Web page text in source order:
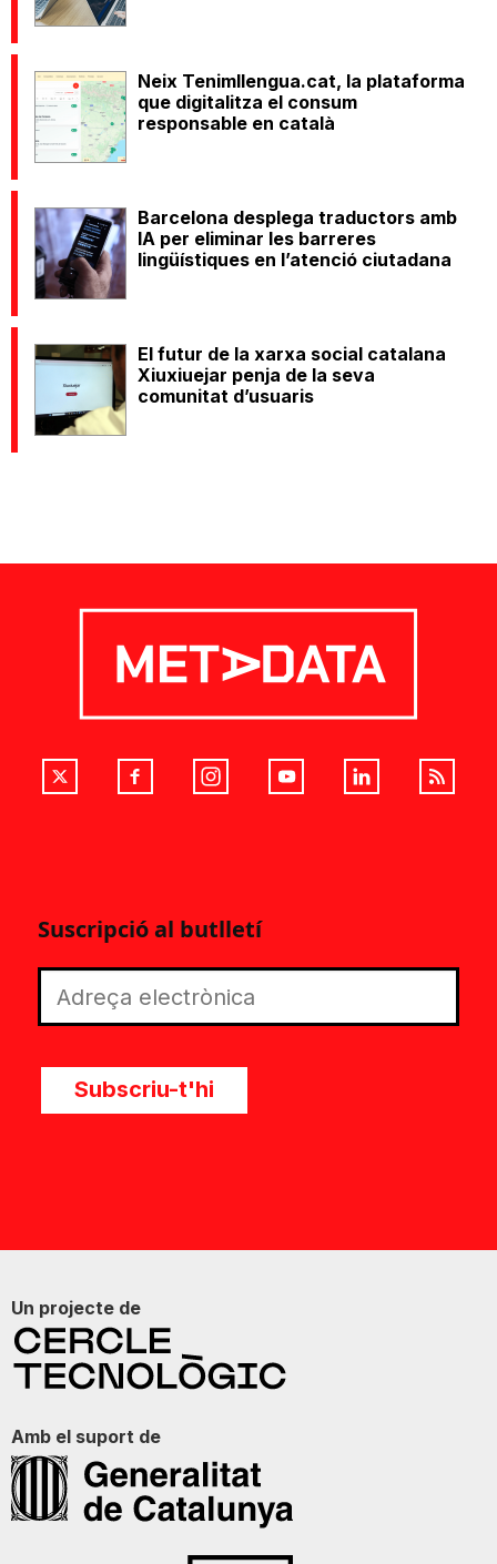
Neix Tenimllengua.cat, la plataforma
que digitalitza el consum
responsable en català
Barcelona desplega traductors amb
IA per eliminar les barreres
lingüístiques en l’atenció ciutadana
El futur de la xarxa social catalana
Xiuxiuejar penja de la seva
comunitat d’usuaris
Suscripció al butlletí
Subscriu-t'hi
Un projecte de
Amb el suport de